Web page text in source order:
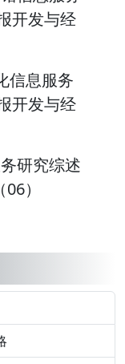
开发与经
信息服务
开发与经
研究综述
）